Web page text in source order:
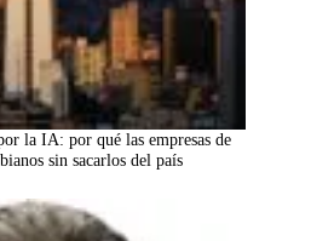
la IA: por qué las empresas de
sin sacarlos del país